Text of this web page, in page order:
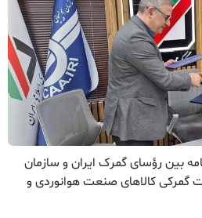
بین رؤسای گمرک ایران و سازمان
گمرکی کالاهای صنعت هوانوردی و